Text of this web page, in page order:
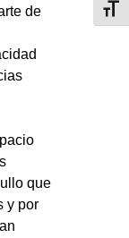
de
que
y por